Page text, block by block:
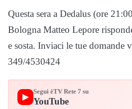
Questa sera a Dedalus (ore
Bologna Matteo Lepore
e sosta. Inviaci le tue domande
349/4530424
▶
Segui èTV Rete 7 su
YouTube